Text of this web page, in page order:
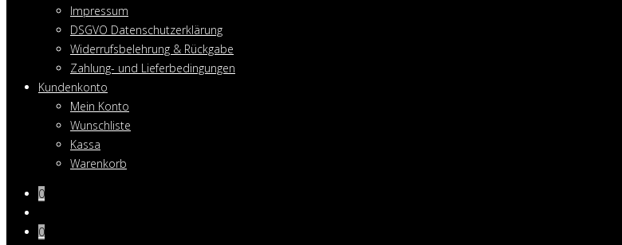
Impressum
DSGVO Datenschutzerklärung
Widerrufsbelehrung & Rückgabe
Zahlung- und Lieferbedingungen
Kundenkonto
Mein Konto
Wunschliste
Kassa
Warenkorb
0
0